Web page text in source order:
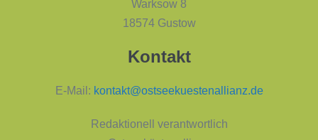
Warksow 8
18574 Gustow
Kontakt
E-Mail: kontakt@ostseekuestenallianz.de
Redaktionell verantwortlich